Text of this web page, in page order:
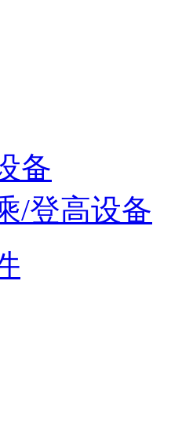
备
/登高设备